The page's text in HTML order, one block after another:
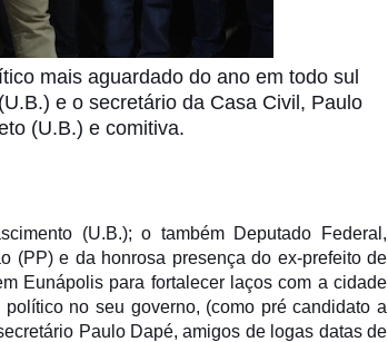
mais aguardado do ano em todo sul
e o secretário da Casa Civil, Paulo
(U.B.) e comitiva.
(U.B.); o também Deputado Federal,
(PP) e da honrosa presença do ex-prefeito de
Eunápolis para fortalecer laços com a cidade
no seu governo, (como pré candidato a
Paulo Dapé, amigos de logas datas de